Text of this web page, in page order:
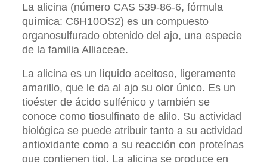
La alicina (número CAS 539-86-6, fórmula
química: C6H10OS2) es un compuesto
organosulfurado obtenido del ajo, una especie
de la familia Alliaceae.
La alicina es un líquido aceitoso, ligeramente
amarillo, que le da al ajo su olor único. Es un
tioéster de ácido sulfénico y también se
conoce como tiosulfinato de alilo. Su actividad
biológica se puede atribuir tanto a su actividad
antioxidante como a su reacción con proteínas
que contienen tiol. La alicina se produce en